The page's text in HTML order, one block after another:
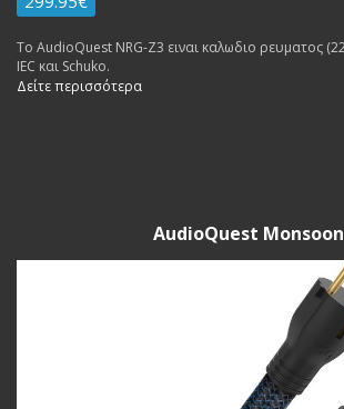
Το AudioQuest NRG-Z3 ειναι καλωδιο ρευματος
IEC και Schuko.
Δείτε περισσότερα
AudioQuest Monsoon